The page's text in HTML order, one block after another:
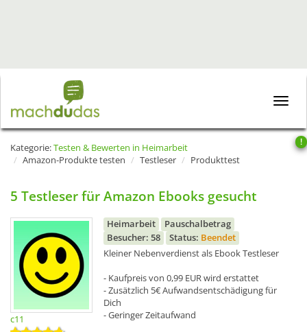
Toggle
!
Kategorie:Testen & Bewerten in Heimarbeit
Amazon-Produkte testen
Testleser Produkttest
5 Testleser für Amazon Ebooks gesucht
c11
Heimarbeit
Pauschalbetrag
Besucher: 58
Status: Beendet
Kleiner Nebenverdienst als Ebook Testleser
- Kaufpreis von 0,99 EUR wird erstattet
- Zusätzlich 5€ Aufwandsentschädigung für
Dich
- Geringer Zeitaufwand